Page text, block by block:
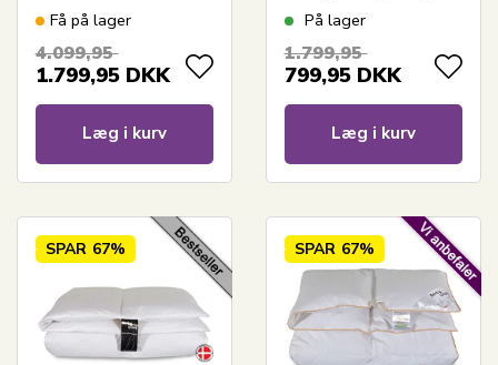
Borg Living
Få på lager
4.099,95
1.799,95 DKK
Læg i kurv
termodyne - 200x200
absorberende
På lager
1.799,95
799,95 DKK
Læg i kurv
SPAR 67% SPAR 67%